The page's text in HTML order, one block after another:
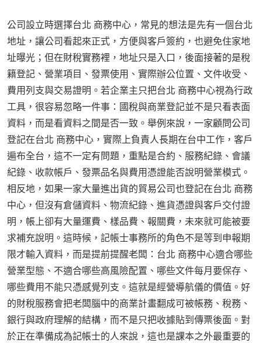
公司設立時選擇台北 商務中心，常見的想法是先有一個台北
地址，讓公司看起來正式，方便與客戶簽約，也避免住家地
址曝光；但在財稅實務裡，地址只是入口，後面接著的是稅
籍登記、營業項目、發票使用、實際辦公位置、文件收受、
費用列支與交易證明。若企業主只把台北 商務中心視為行政
工具，很容易忽略一件事：國稅與商業登記並不是只看表面
資料，而是看資料之間是否一致。舉例來說，一家顧問公司
登記在台北 商務中心，實際上負責人長期在台中工作，客戶
遍布全台，這不一定有問題，重點是合約、服務紀錄、會議
紀錄、收款帳戶、發票品名與費用憑證能否說明營業模式。
相反地，如果一家大量進出貨的貿易公司也登記在台北 商務
中心，但沒有倉儲資料、物流紀錄、進貨憑證與客戶交付證
明，帳上卻有大量運費、樣品費、報關費，未來就可能被要
求補充說明。這時候，記帳士事務所的角色不是等到申報期
限才輸入資料，而是提前提醒老闆：台北 商務中心適合哪些
營業型態、不適合哪些高風險配置、哪些文件每月要保存、
哪些費用不能只憑感覺列支。這就是經營導航儀的價值。好
的財稅服務會把老闆腦中的商業計畫翻成可被帳務、稅務、
銀行與政府理解的結構，而不是只把收據貼到傳票後面。對
於正在準備成為記帳士的人來說，這也是課本之外最重要的